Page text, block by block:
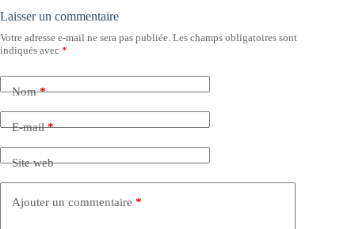
Laisser un commentaire
Votre adresse e-mail ne sera pas publiée. Les champs obligatoires sont
indiqués avec *
Nom*
E-mail*
Site web
Ajouter un commentaire *